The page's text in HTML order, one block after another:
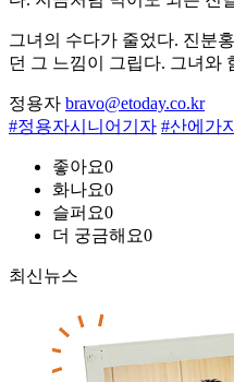
그녀의 수다가 줄었다. 진분
던 그 느낌이 그립다. 그녀와
정용자 bravo@etoday.co.kr
#정용자시니어기자 #산에가
좋아요0
화나요0
슬퍼요0
더 궁금해요0
최신뉴스